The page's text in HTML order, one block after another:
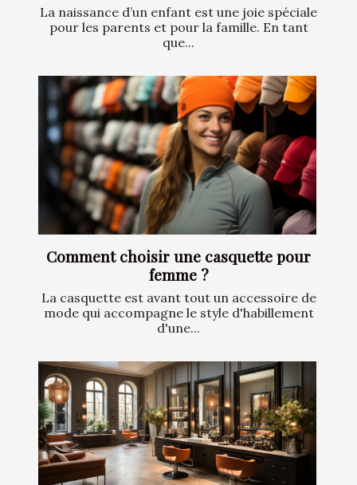
La naissance d’un enfant est une joie spéciale
pour les parents et pour la famille. En tant
que...
Comment choisir une casquette pour
femme ?
La casquette est avant tout un accessoire de
mode qui accompagne le style d'habillement
d'une...